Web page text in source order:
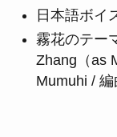
日本語ボイ
霧花のテー
Zhang（as
Mumuhi /